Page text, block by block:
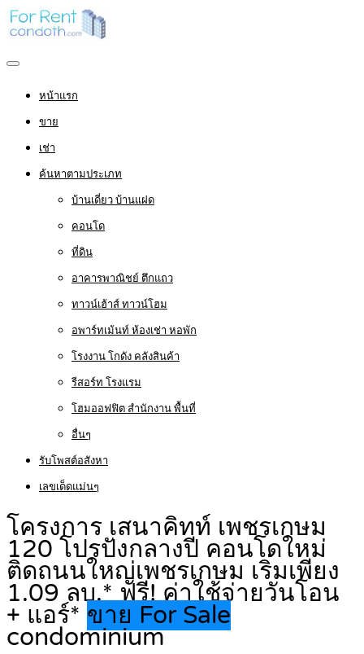
หน้าแรก
ขาย
เช่า
ค้นหาตามประเภท
บ้านเดี่ยว บ้านแฝด
คอนโด
ที่ดิน
อาคารพาณิชย์ ตึกแถว
ทาวน์เฮ้าส์ ทาวน์โฮม
อพาร์ทเม้นท์ ห้องเช่า หอพัก
โรงงาน โกดัง คลังสินค้า
รีสอร์ท โรงแรม
โฮมออฟฟิต สำนักงาน พื้นที่
อื่นๆ
รับโพสต์อสังหา
เลขเด็ดแม่นๆ
โครงการ เสนาคิทท์ เพชรเกษม
120 โปรปังกลางปี คอนโดใหม่
ติดถนนใหญ่เพชรเกษม เริ่มเพียง
1.09 ลบ.* ฟรี! ค่าใช้จ่ายวันโอน
+ แอร์* ขาย For Sale
condominium